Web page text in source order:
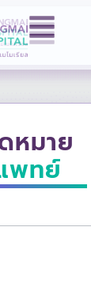
หมาย
พทย์